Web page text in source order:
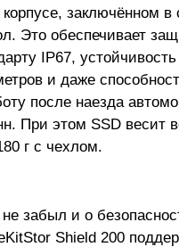
заключённом
Это обеспечивает
IP67,
и даже
после наезда
При этом SSD весит
г с чехлом.
забыл и о
Shield 200